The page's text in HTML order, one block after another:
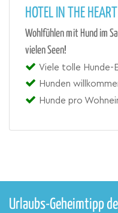
HOTEL IN THE HEART
Wohlfühlen mit Hund im
vielen Seen!
Viele tolle Hunde-
Hunden
Hunde pro
Urlaubs-Geheimtipp